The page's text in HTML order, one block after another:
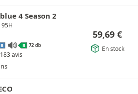
4 Season 2
B B 72 db
183 avis
59,69 €
En stock